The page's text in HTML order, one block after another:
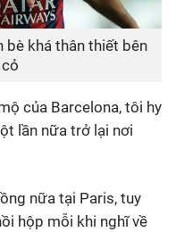
bè khá thân thiết bên
của Barcelona, tôi hy
lần nữa trở lại nơi
nữa tại Paris, tuy
hộp mỗi khi nghĩ về